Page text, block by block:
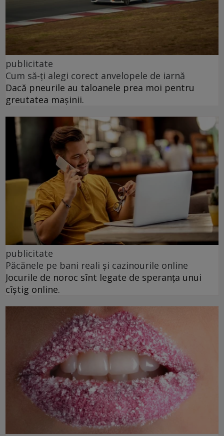
publicitate
Cum să-ți alegi corect anvelopele de iarnă
Dacă pneurile au taloanele prea moi pentru
greutatea mașinii.
publicitate
Păcănele pe bani reali și cazinourile online
Jocurile de noroc sînt legate de speranța unui
cîștig online.